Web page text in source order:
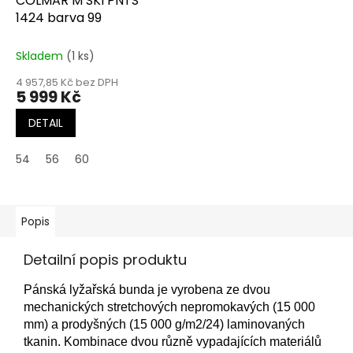
1424 barva 99
Skladem (1 ks)
4 957,85 Kč bez DPH
5 999 Kč
DETAIL
54 56 60
Popis
Detailní popis produktu
Pánská lyžařská bunda je vyrobena ze dvou
mechanických stretchových nepromokavých (15 000
mm) a prodyšných (15 000 g/m2/24) laminovaných
tkanin. Kombinace dvou různě vypadajících materiálů